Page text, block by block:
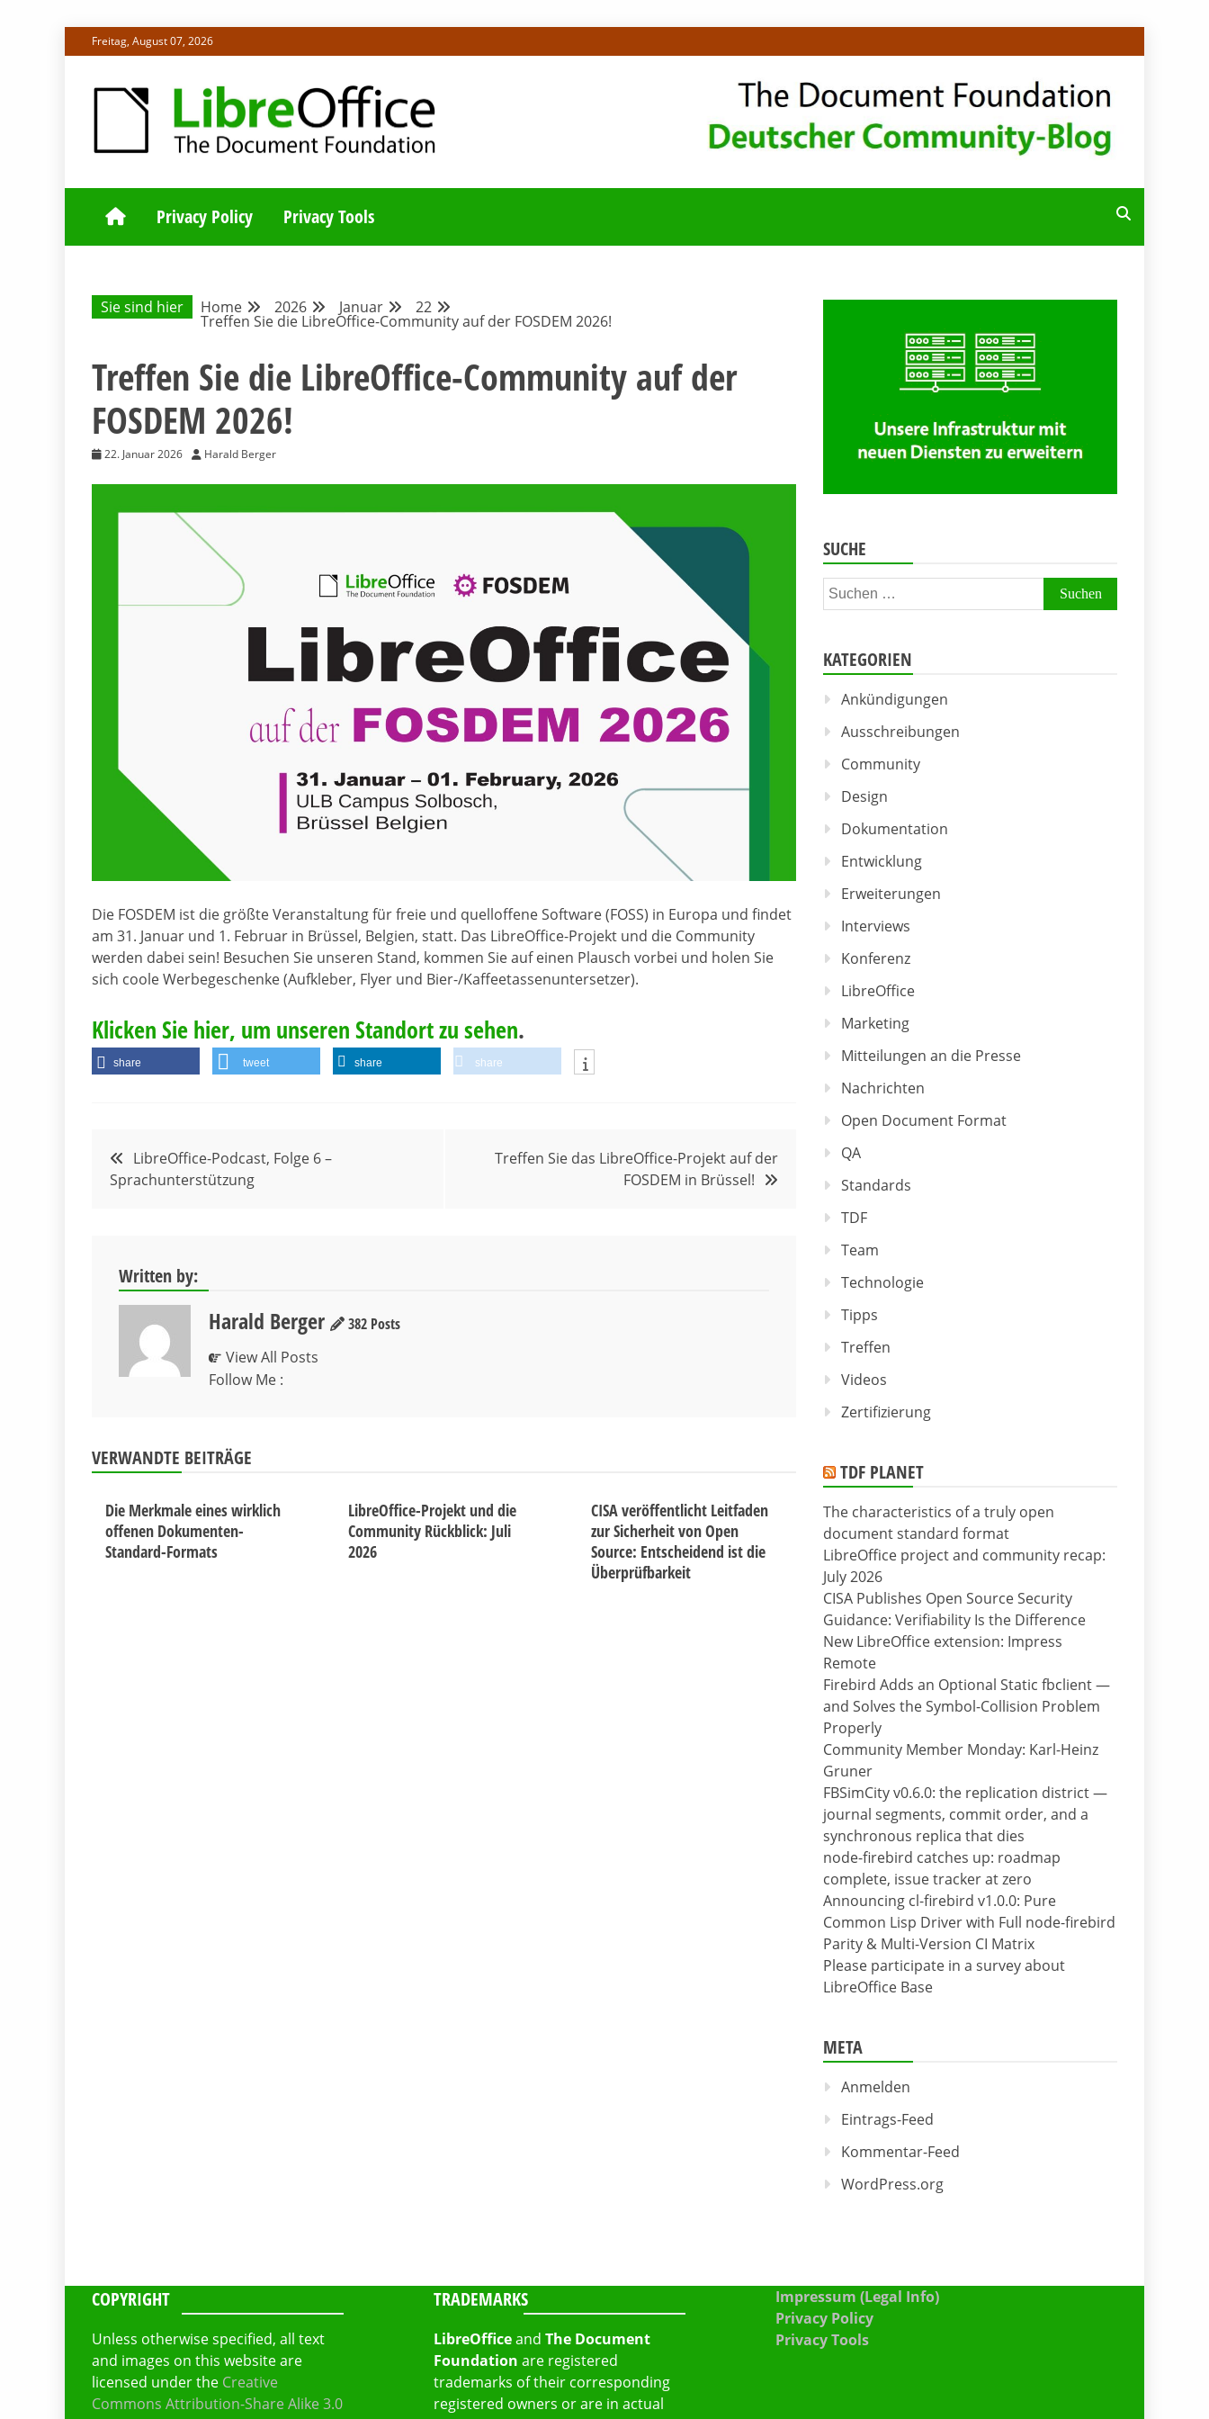
to
Freitag, August 07, 2026
DEUTSCHER COMMUNITY-BLOG
Privacy Policy Privacy Tools
Sie sind hier Home 2026 Januar 22
Treffen Sie die LibreOffice-Community auf der FOSDEM 2026!
Treffen Sie die LibreOffice-Community auf der
FOSDEM 2026!
22. Januar 2026 Harald Berger
Die FOSDEM ist die größte Veranstaltung für freie und quelloffene Software (FOSS) in Europa und findet
am 31. Januar und 1. Februar in Brüssel, Belgien, statt. Das LibreOffice-Projekt und die Community
werden dabei sein! Besuchen Sie unseren Stand, kommen Sie auf einen Plausch vorbei und holen Sie
sich coole Werbegeschenke (Aufkleber, Flyer und Bier-/Kaffeetassenuntersetzer).
Klicken Sie hier, um unseren Standort zu sehen.
share tweet share share
Beitragsnavigation
LibreOffice-Podcast, Folge 6 –
Sprachunterstützung
Treffen Sie das LibreOffice-Projekt auf der
FOSDEM in Brüssel!
Written by:
Harald Berger
382 Posts
View All Posts
Follow Me :
VERWANDTE BEITRÄGE
Die Merkmale eines wirklich
offenen Dokumenten-
Standard-Formats
LibreOffice-Projekt und die
Community Rückblick: Juli
2026
CISA veröffentlicht Leitfaden
zur Sicherheit von Open
Source: Entscheidend ist die
Überprüfbarkeit
SUCHE
Suchen
nach:
KATEGORIEN
Ankündigungen
Ausschreibungen
Community
Design
Dokumentation
Entwicklung
Erweiterungen
Interviews
Konferenz
LibreOffice
Marketing
Mitteilungen an die Presse
Nachrichten
Open Document Format
QA
Standards
TDF
Team
Technologie
Tipps
Treffen
Videos
Zertifizierung
TDF PLANET
The characteristics of a truly open
document standard format
LibreOffice project and community recap:
July 2026
CISA Publishes Open Source Security
Guidance: Verifiability Is the Difference
New LibreOffice extension: Impress
Remote
Firebird Adds an Optional Static fbclient —
and Solves the Symbol-Collision Problem
Properly
Community Member Monday: Karl-Heinz
Gruner
FBSimCity v0.6.0: the replication district —
journal segments, commit order, and a
synchronous replica that dies
node-firebird catches up: roadmap
complete, issue tracker at zero
Announcing cl-firebird v1.0.0: Pure
Common Lisp Driver with Full node-firebird
Parity & Multi-Version CI Matrix
Please participate in a survey about
LibreOffice Base
META
Anmelden
Eintrags-Feed
Kommentar-Feed
WordPress.org
COPYRIGHT
Unless otherwise specified, all text
and images on this website are
licensed under the Creative
Commons Attribution-Share Alike 3.0
TRADEMARKS
LibreOfficeand The Document
Foundation are registered
trademarks of their corresponding
registered owners or are in actual
Impressum (Legal Info)
Privacy Policy
Privacy Tools